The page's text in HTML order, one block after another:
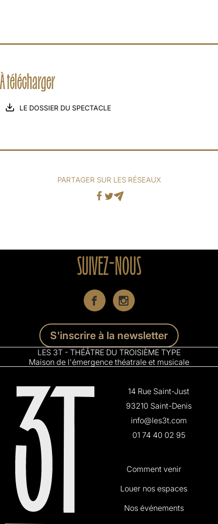
À télécharger
LE DOSSIER DU SPECTACLE
PARTAGER SUR LES RÉSEAUX
Facebook
Twitter
Mail
SUIVEZ-NOUS
S'inscrire à la newsletter
LES 3T - THÉÂTRE DU TROISIÈME TYPE
Maison de l'émergence théatrale et musicale
14 Rue Saint-Just
93210 Saint-Denis
info@les3t.com
01 74 40 02 95
Comment venir
Louer nos espaces
Nos événements